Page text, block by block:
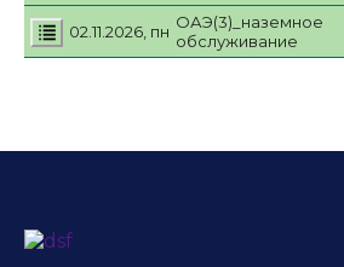
02.11.2026, пн ОАЭ(3)_наземное
обслуживание